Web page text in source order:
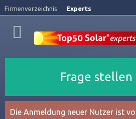
Firmenverzeichnis Experts
Frage stellen
Die Anmeldung neuer Nutzer ist